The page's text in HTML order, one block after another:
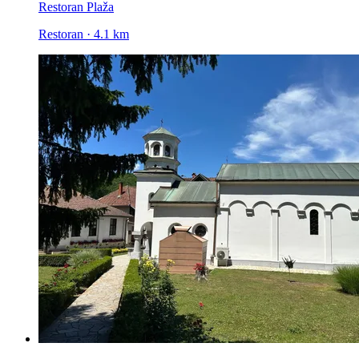
Restoran Plaža
Restoran · 4.1 km